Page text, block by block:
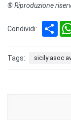
® Riproduzione
Condividi:
Tags: sicily asoc